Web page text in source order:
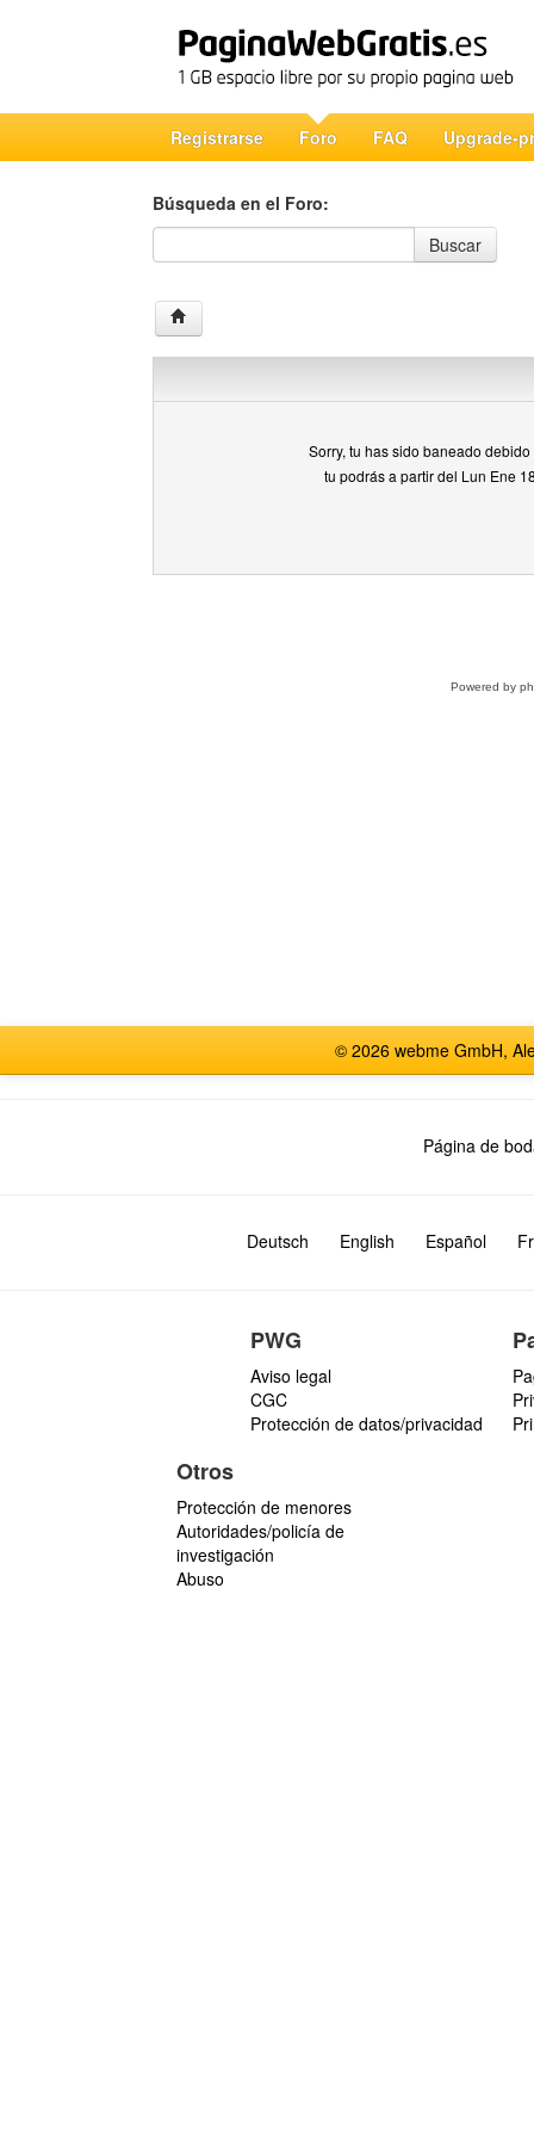
Registrarse Foro FAQ Upgrade-
Búsqueda en el Foro:
Búsqueda en el Foro
Buscar
Sorry, tu has sido baneado
tu podrás a partir del Lun Ene
Powered by
© 2026 webme GmbH,
Página de
Deutsch English Español
PWG
Aviso legal
CGC
Protección de datos/privacidad
Otros
Protección de menores
Autoridades/policía de
investigación
Abuso